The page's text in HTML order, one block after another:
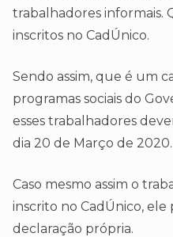
trabalhadores informais.
inscritos no CadÚnico.
Sendo assim, que é um
programas sociais do
esses trabalhadores
dia 20 de Março de 2020.
Caso mesmo assim o
inscrito no CadÚnico,
declaração própria.